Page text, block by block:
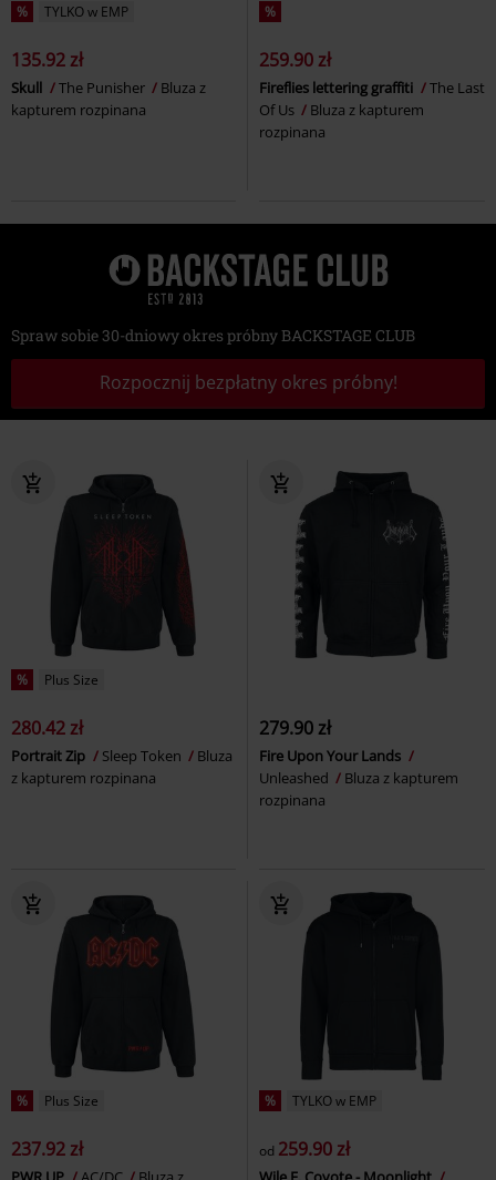
% TYLKO w EMP
135.92 zł
Skull The Punisher
Bluza z
kapturem rozpinana
%
259.90 zł
Fireflies lettering graffiti
The Last
Of Us
Bluza z kapturem
rozpinana
Spraw sobie 30-dniowy okres próbny BACKSTAGE CLUB
Rozpocznij bezpłatny okres próbny!
% Plus Size
280.42 zł
Portrait Zip Sleep Token
Bluza
z kapturem rozpinana
279.90 zł
Fire Upon Your Lands
Unleashed
Bluza z kapturem
rozpinana
% Plus Size
237.92 zł
% TYLKO w EMP
od 259.90 zł